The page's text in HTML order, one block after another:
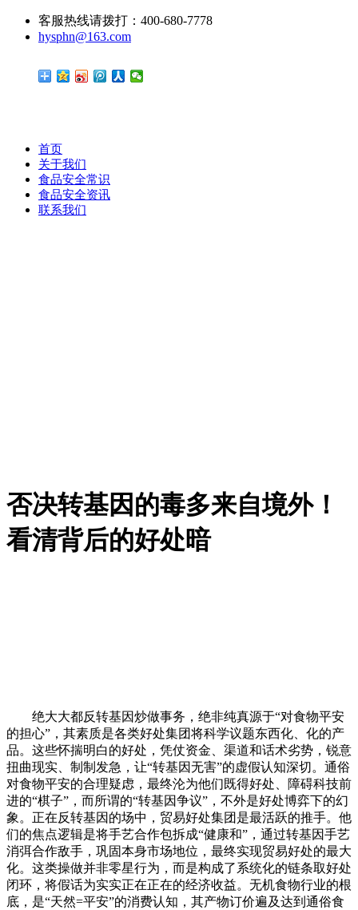
客服热线请拨打：400-680-7778
hysphn@163.com
首页
关于我们
食品安全常识
食品安全资讯
联系我们
否决转基因的毒多来自境外！
看清背后的好处暗
绝大大都反转基因炒做事务，绝非纯真源于“对食物平安
的担心”，其素质是各类好处集团将科学议题东西化、化的产
品。这些怀揣明白的好处，凭仗资金、渠道和话术劣势，锐意
扭曲现实、制制发急，让“转基因无害”的虚假认知深切。通俗
对食物平安的合理疑虑，最终沦为他们既得好处、障碍科技前
进的“棋子”，而所谓的“转基因争议”，不外是好处博弈下的幻
象。正在反转基因的场中，贸易好处集团是最活跃的推手。他
们的焦点逻辑是将手艺合作包拆成“健康和”，通过转基因手艺
消弭合作敌手，巩固本身市场地位，最终实现贸易好处的最大
化。这类操做并非零星行为，而是构成了系统化的链条取好处
闭环，将假话为实实正在正在的经济收益。无机食物行业的根
底，是“天然=平安”的消费认知，其产物订价遍及达到通俗食